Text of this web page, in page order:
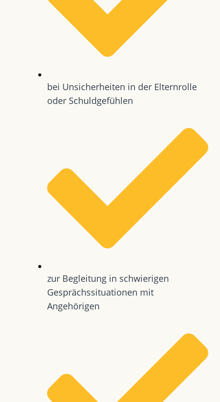
bei Unsicherheiten in der Elternrolle
oder Schuldgefühlen
zur Begleitung in schwierigen
Gesprächssituationen mit
Angehörigen